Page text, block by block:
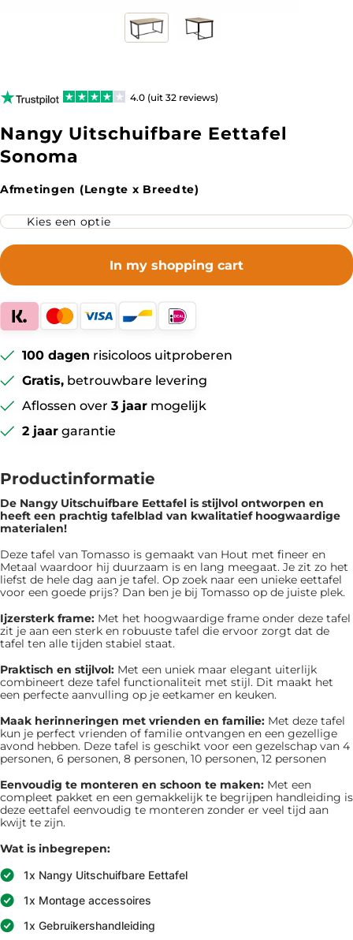
Productinformatie
De Nangy Uitschuifbare Eettafel is ​​stijlvol ontworpen en
heeft een prachtig tafelblad van kwalitatief hoogwaardige
materialen!
Deze tafel van Tomasso is gemaakt van Hout met fineer en
Metaal waardoor hij duurzaam is en lang meegaat. Je zit zo het
liefst de hele dag aan je tafel. Op zoek naar een unieke eettafel
voor een goede prijs? Dan ben je bij Tomasso op de juiste plek.
Ijzersterk frame: Met het hoogwaardige frame onder deze tafel
zit je aan een sterk en robuuste tafel die ervoor zorgt dat de
tafel ten alle tijden stabiel staat.
Praktisch en stijlvol: Met een uniek maar elegant uiterlijk
combineert deze tafel functionaliteit met stijl. Dit maakt het
een perfecte aanvulling op je eetkamer en keuken.
Maak herinneringen met vrienden en familie: Met deze tafel
kun je perfect vrienden of familie ontvangen en een gezellige
avond hebben. Deze tafel is geschikt voor een gezelschap van 4
personen, 6 personen, 8 personen, 10 personen, 12 personen
Eenvoudig te monteren en schoon te maken: Met een
compleet pakket en een gemakkelijk te begrijpen handleiding is
deze eettafel eenvoudig te monteren zonder er veel tijd aan
kwijt te zijn.
Wat is inbegrepen:
1x Nangy Uitschuifbare Eettafel
1x Montage accessoires
1x Gebruikershandleiding
4.0 (uit 32 reviews)
Nangy Uitschuifbare Eettafel
Sonoma
Afmetingen (Lengte x Breedte)
In my shopping cart
100 dagen risicoloos uitproberen
Gratis, betrouwbare levering
Aflossen over 3 jaar mogelijk
2 jaargarantie